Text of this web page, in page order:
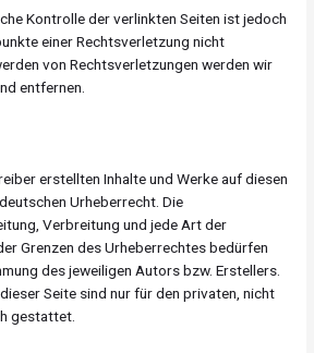
Kontrolle der verlinkten Seiten ist jedoch
einer Rechtsverletzung nicht
von Rechtsverletzungen werden wir
entfernen.
erstellten Inhalte und Werke auf diesen
Urheberrecht. Die
Verbreitung und jede Art der
Grenzen des Urheberrechtes bedürfen
des jeweiligen Autors bzw. Erstellers.
Seite sind nur für den privaten, nicht
gestattet.